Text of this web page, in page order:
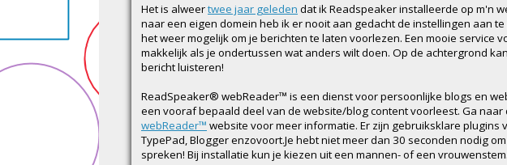
Het is alweertwee jaar geleden dat ik Readspeaker installeerde op m'n
naar een eigen domein heb ik er nooit aan gedacht de instellingen aan
het weer mogelijk om je berichten te laten voorlezen. Een mooie service
makkelijk als je ondertussen wat anders wilt doen. Op de achtergrond
bericht luisteren!
ReadSpeaker® webReader™ is een dienst voor persoonlijke blogs en
een vooraf bepaald deel van de website/blog content voorleest. Ga naar
webReader™ website voor meer informatie. Er zijn gebruiksklare plugins
TypePad, Blogger enzovoort.Je hebt niet meer dan 30 seconden nodig
spreken! Bij installatie kun je kiezen uit een mannen- of een vrouwenstem.